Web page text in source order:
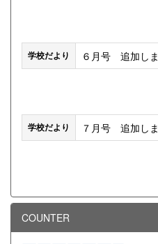
学校だより
６月号 追加し
学校だより
７月号 追加し
COUNTER